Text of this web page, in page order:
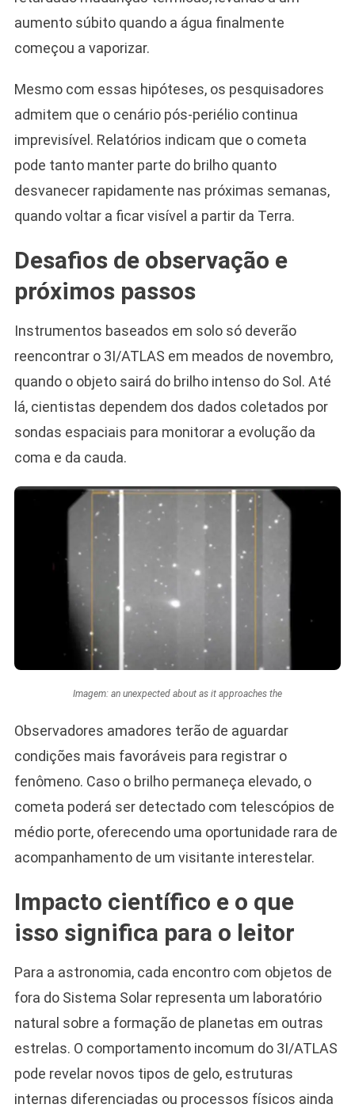
aumento súbito quando a água finalmente
começou a vaporizar.
Mesmo com essas hipóteses, os pesquisadores
admitem que o cenário pós-periélio continua
imprevisível. Relatórios indicam que o cometa
pode tanto manter parte do brilho quanto
desvanecer rapidamente nas próximas semanas,
quando voltar a ficar visível a partir da Terra.
Desafios de observação e
próximos passos
Instrumentos baseados em solo só deverão
reencontrar o 3I/ATLAS em meados de novembro,
quando o objeto sairá do brilho intenso do Sol. Até
lá, cientistas dependem dos dados coletados por
sondas espaciais para monitorar a evolução da
coma e da cauda.
Imagem: an unexpected about as it approaches the
Observadores amadores terão de aguardar
condições mais favoráveis para registrar o
fenômeno. Caso o brilho permaneça elevado, o
cometa poderá ser detectado com telescópios de
médio porte, oferecendo uma oportunidade rara de
acompanhamento de um visitante interestelar.
Impacto científico e o que
isso significa para o leitor
Para a astronomia, cada encontro com objetos de
fora do Sistema Solar representa um laboratório
natural sobre a formação de planetas em outras
estrelas. O comportamento incomum do 3I/ATLAS
pode revelar novos tipos de gelo, estruturas
internas diferenciadas ou processos físicos ainda